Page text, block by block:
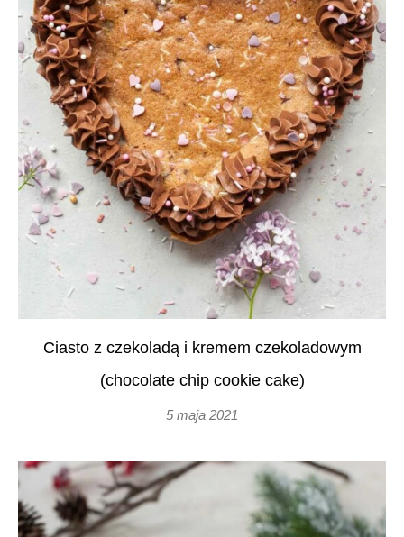
Ciasto z czekoladą i kremem czekoladowym
(chocolate chip cookie cake)
5 maja 2021